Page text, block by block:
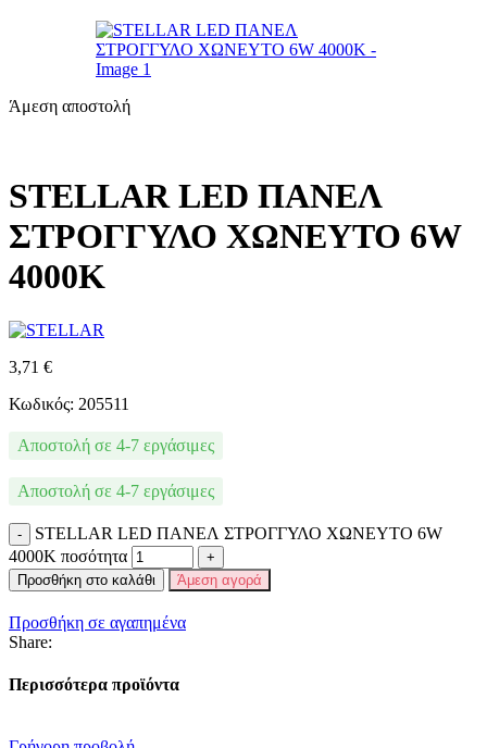
Άμεση αποστολή
STELLAR LED ΠΑΝΕΛ
ΣΤΡΟΓΓΥΛΟ ΧΩΝΕΥΤΟ 6W
4000K
3,71 €
Κωδικός: 205511
Αποστολή σε 4-7 εργάσιμες
Αποστολή σε 4-7 εργάσιμες
STELLAR LED ΠΑΝΕΛ ΣΤΡΟΓΓΥΛΟ ΧΩΝΕΥΤΟ 6W
4000K ποσότητα
Προσθήκη στο καλάθι Άμεση αγορά
Προσθήκη σε αγαπημένα
Share:
Περισσότερα προϊόντα